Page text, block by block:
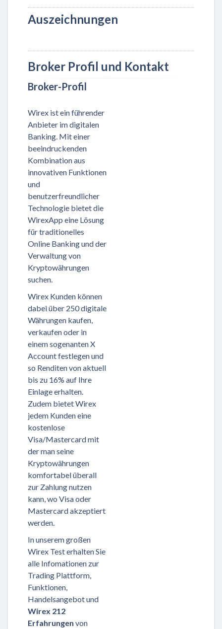
Auszeichnungen
Broker Profil und Kontakt
Broker-Profil
Wirex ist ein führender
Anbieter im digitalen
Banking. Mit einer
beeindruckenden
Kombination aus
innovativen Funktionen
und
benutzerfreundlicher
Technologie bietet die
WirexApp eine Lösung
für traditionelles
Online Banking und der
Verwaltung von
Kryptowährungen
suchen.
Wirex Kunden können
dabei über 250 digitale
Währungen kaufen,
verkaufen oder in
einem sogenanten X
Account festlegen und
so Renditen von aktuell
bis zu 16% auf Ihre
Einlage erhalten.
Zudem bietet Wirex
jedem Kunden eine
kostenlose
Visa/Mastercard mit
der man seine
Kryptowährungen
komfortabel überall
zur Zahlung nutzen
kann, wo Visa oder
Mastercard akzeptiert
werden.
In unserem großen
Wirex Test erhalten Sie
alle Infomationen zur
Trading Plattform,
Funktionen,
Handelsangebot und
Wirex 212
Erfahrungen von